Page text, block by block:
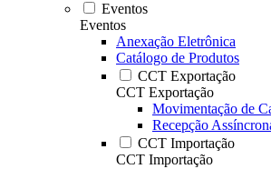
Eventos
Eventos
Anexação Eletrônica
Catálogo de Produtos
CCT Exportação
CCT Exportação
Movimentação de
Recepção
CCT Importação
CCT Importação